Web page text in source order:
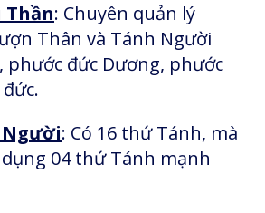
: Chuyên quản lý
Thân và Tánh Người
phước đức Dương, phước
: Có 16 thứ Tánh, mà
04 thứ Tánh mạnh